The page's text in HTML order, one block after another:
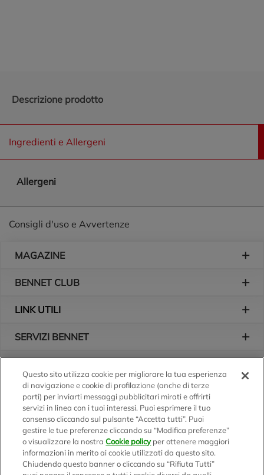
Descrizione prodotto
Ingredienti e Allergeni
Allergeni
Consigli d'uso e Avvertenze
MAGAZINE
BENNET CLUB
LINK UTILI
SERVIZI BENNET
Logo Bennet
Seguici sui nostri canali
Scarica l'app
Questo sito utilizza cookie per migliorare la tua esperienza
di navigazione e cookie di profilazione (anche di terze
parti) per inviarti messaggi pubblicitari mirati e offrirti
servizi in linea con i tuoi interessi. Puoi esprimere il tuo
consenso cliccando sul pulsante “Accetta tutti”. Puoi
gestire le tue preferenze cliccando su “Modifica preferenze”
o visualizzare la nostraCookie policyper ottenere maggiori
informazioni in merito ai cookie utilizzati da questo sito.
Chiudendo questo banner o cliccando su “Rifiuta Tutti”